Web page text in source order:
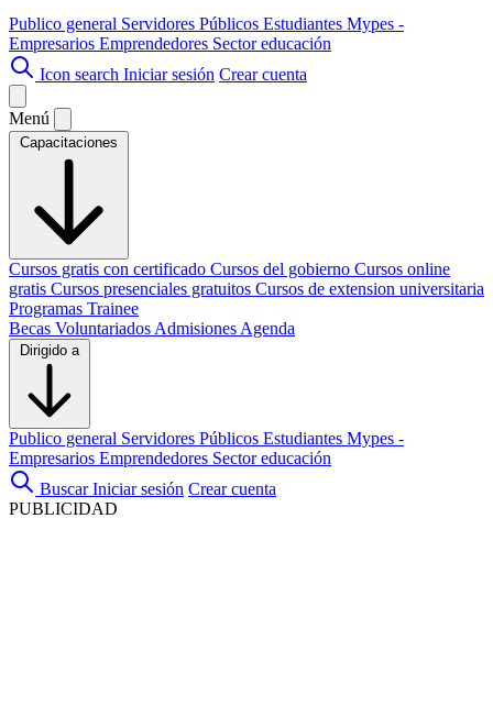
Publico general Servidores Públicos Estudiantes Mypes -
Empresarios Emprendedores Sector educación
Icon search Iniciar sesión Crear cuenta
Menú
Capacitaciones
Cursos gratis con certificado Cursos del gobierno Cursos online
gratis Cursos presenciales gratuitos Cursos de extension universitaria
Programas Trainee
Becas Voluntariados Admisiones Agenda
Dirigido a
Publico general Servidores Públicos Estudiantes Mypes -
Empresarios Emprendedores Sector educación
Buscar Iniciar sesión Crear cuenta
PUBLICIDAD